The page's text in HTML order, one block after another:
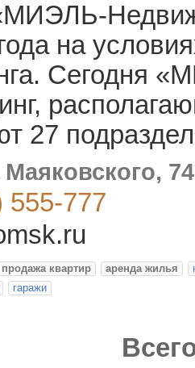
на
Сегодня
27
74
555-777
продажа квартир аренда жилья
гаражи